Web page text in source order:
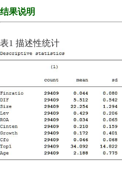
结果说明
表1 描述性统计